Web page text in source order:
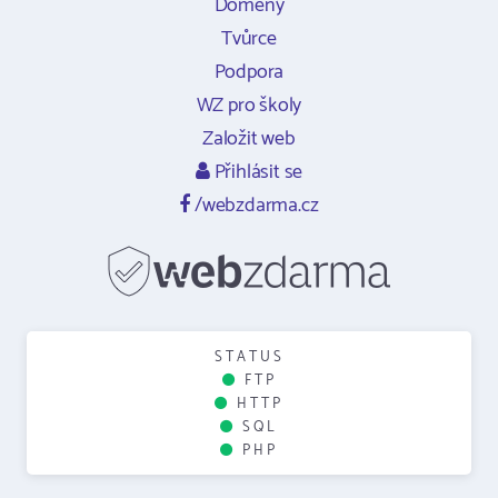
Tvůrce
Podpora
WZ pro školy
Založit web
Přihlásit se
/webzdarma.cz
STATUS
FTP
HTTP
SQL
PHP